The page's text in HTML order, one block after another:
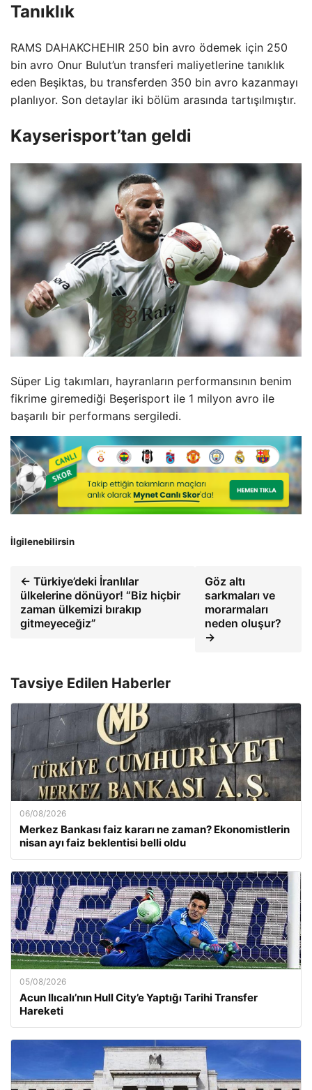
Tanıklık
RAMS DAHAKCHEHIR 250 bin avro ödemek için 250
bin avro Onur Bulut’un transferi maliyetlerine tanıklık
eden Beşiktas, bu transferden 350 bin avro kazanmayı
planlıyor. Son detaylar iki bölüm arasında tartışılmıştır.
Kayserisport’tan geldi
Süper Lig takımları, hayranların performansının benim
fikrime giremediği Beşerisport ile 1 milyon avro ile
başarılı bir performans sergiledi.
İlgilenebilirsin
← Türkiye’deki İranlılar
ülkelerine dönüyor! “Biz hiçbir
zaman ülkemizi bırakıp
gitmeyeceğiz”
Göz altı
sarkmaları ve
morarmaları
neden oluşur?
→
Tavsiye Edilen Haberler
06/08/2026
Merkez Bankası faiz kararı ne zaman? Ekonomistlerin
nisan ayı faiz beklentisi belli oldu
05/08/2026
Acun Ilıcalı’nın Hull City’e Yaptığı Tarihi Transfer
Hareketi